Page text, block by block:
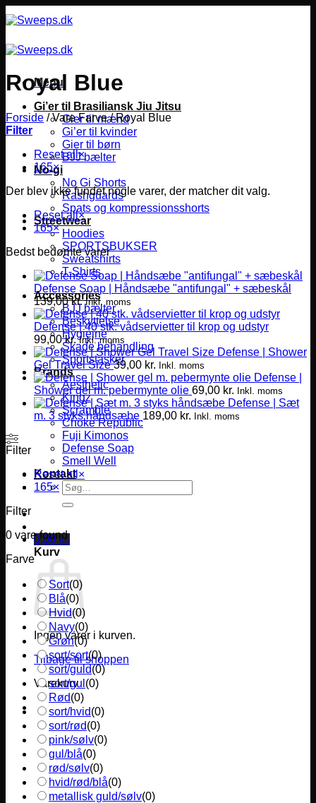
til
Menu
Gi’er til Brasiliansk Jiu Jitsu
Gier til mænd
Gi’er til kvinder
Gier til børn
BJJ bælter
No-gi
No Gi Shorts
Rashguards
Spats og kompressionsshorts
Streetwear
Hoodies
SPORTSBUKSER
Sweatshirts
T-Shirts
Accessories
BJJ bælter
Beskyttelse
Hygiejne
Skade behandling
Sportstasker
Brands
Aesthetic
Kingz
Scramble
Choke Republic
Fuji Kimonos
Defense Soap
Smell Well
Kontakt
Søg
efter:
0,00 kr.
Kurv
Ingen varer i kurven.
Tilbage til shoppen
Varekurv
Royal Blue
Forside /Vare Farve/Royal Blue
Filter
Reset all×
165×
Der blev ikke fundet nogle varer, der matcher dit valg.
Reset all×
165×
Bedst bedømte varer
Defense Soap | Håndsæbe "antifungal" + sæbeskål
139,00kr. Inkl. moms
Defense | 40 stk. vådservietter til krop og udstyr
99,00kr. Inkl. moms
Defense | Shower
Gel Travel Size 39,00 kr. Inkl. moms
Defense |
Shower gel m. pebermynte olie 69,00 kr. Inkl. moms
Defense | Sæt
m. 3 styks håndsæbe 189,00 kr. Inkl. moms
Filter
Reset all ×
165×
Filter
0 vare found
Farve
Sort(0)
Blå(0)
Hvid(0)
Navy(0)
Grøn(0)
sort/sort(0)
sort/guld(0)
sort/gul (0)
Rød(0)
sort/hvid(0)
sort/rød(0)
pink/sølv(0)
gul/blå(0)
rød/sølv(0)
hvid/rød/blå(0)
metallisk guld/sølv(0)